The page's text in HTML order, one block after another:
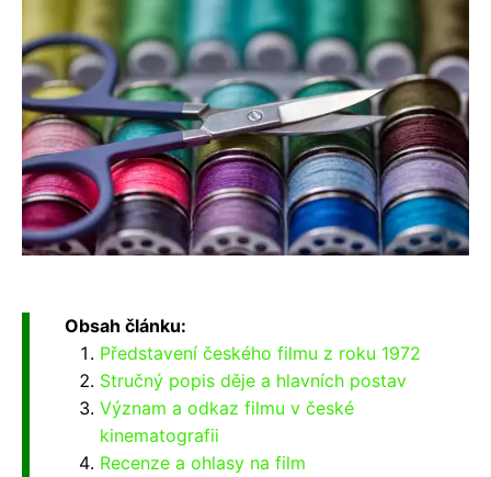
Obsah článku:
Představení českého filmu z roku 1972
Stručný popis děje a hlavních postav
Význam a odkaz filmu v české
kinematografii
Recenze a ohlasy na film